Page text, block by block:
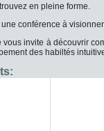
en pleine forme.
conférence à
vous invite à découvrir
des habiltés